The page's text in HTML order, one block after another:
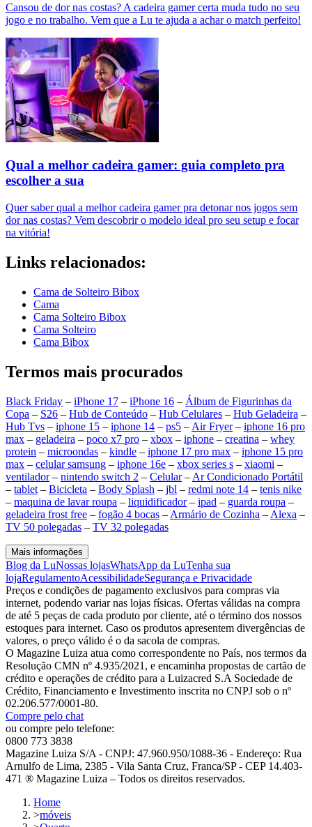
Cansou de dor nas costas? A cadeira gamer certa muda tudo no seu
jogo e no trabalho. Vem que a Lu te ajuda a achar o match perfeito!
Qual a melhor cadeira gamer: guia completo pra
escolher a sua
Quer saber qual a melhor cadeira gamer pra detonar nos jogos sem
dor nas costas? Vem descobrir o modelo ideal pro seu setup e focar
na vitória!
Links relacionados:
Cama de Solteiro Bibox
Cama
Cama Solteiro Bibox
Cama Solteiro
Cama Bibox
Termos mais procurados
Black Friday – iPhone 17 – iPhone 16 – Álbum de Figurinhas da
Copa – S26 – Hub de Conteúdo – Hub Celulares – Hub Geladeira –
Hub Tvs – iphone 15 – iphone 14 – ps5 – Air Fryer– iphone 16 pro
max – geladeira – poco x7 pro – xbox – iphone – creatina – whey
protein – microondas – kindle – iphone 17 pro max – iphone 15 pro
max – celular samsung – iphone 16e – xbox series s – xiaomi –
ventilador– nintendo switch 2 – Celular– Ar Condicionado Portátil
– tablet – Bicicleta – Body Splash – jbl – redmi note 14 – tenis nike
– maquina de lavar roupa – liquidificador– ipad – guarda roupa –
geladeira frost free – fogão 4 bocas – Armário de Cozinha – Alexa –
TV 50 polegadas – TV 32 polegadas
Mais informações
Blog da LuNossas lojasWhatsApp da LuTenha sua
lojaRegulamentoAcessibilidadeSegurança e Privacidade
Preços e condições de pagamento exclusivos para compras via
internet, podendo variar nas lojas físicas. Ofertas válidas na compra
de até 5 peças de cada produto por cliente, até o término dos nossos
estoques para internet. Caso os produtos apresentem divergências de
valores, o preço válido é o da sacola de compras.
O Magazine Luiza atua como correspondente no País, nos termos da
Resolução CMN nº 4.935/2021, e encaminha propostas de cartão de
crédito e operações de crédito para a Luizacred S.A Sociedade de
Crédito, Financiamento e Investimento inscrita no CNPJ sob o nº
02.206.577/0001-80.
Compre pelo chat
ou compre pelo telefone:
0800 773 3838
Magazine Luiza S/A - CNPJ: 47.960.950/1088-36 - Endereço: Rua
Arnulfo de Lima, 2385 - Vila Santa Cruz, Franca/SP - CEP 14.403-
471 ® Magazine Luiza – Todos os direitos reservados.
Home
>móveis